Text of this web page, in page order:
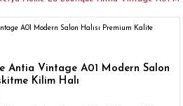
Bulaşık Makinesi
Buzdolabı
Antia Vintage A01 Modern Salon
Kilim Halı